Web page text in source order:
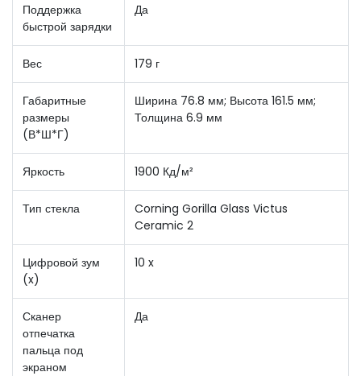
Поддержка
быстрой зарядки
Да
Вес 179 г
Габаритные
размеры
(В*Ш*Г)
Ширина 76.8 мм; Высота 161.5 мм;
Толщина 6.9 мм
Яркость 1900 Кд/м²
Тип стекла
Corning Gorilla Glass Victus
Ceramic 2
Цифровой зум
(x)
10 x
Сканер
отпечатка
пальца под
экраном
Да